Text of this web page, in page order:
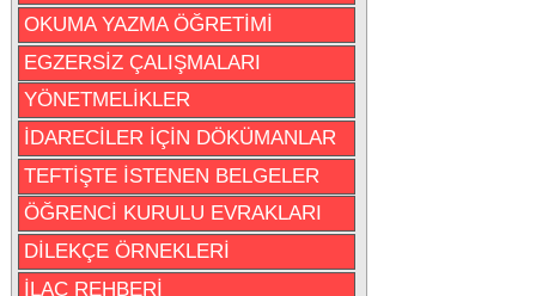
OKUMA YAZMA ÖĞRETİMİ
EGZERSİZ ÇALIŞMALARI
YÖNETMELİKLER
İDARECİLER İÇİN DÖKÜMANLAR
TEFTİŞTE İSTENEN BELGELER
ÖĞRENCİ KURULU EVRAKLARI
DİLEKÇE ÖRNEKLERİ
İLAÇ REHBERİ